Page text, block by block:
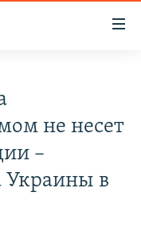
не несет
–
Украины в